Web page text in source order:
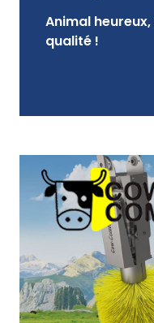
Animal
qualité !